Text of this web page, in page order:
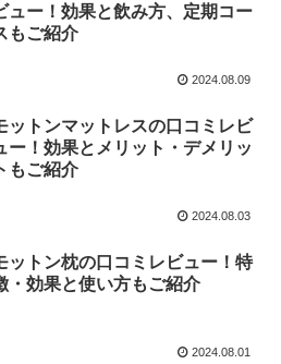
ュー！効果と飲み方、定期コー
もご紹介
2024.08.09
ットンマットレスの口コミレビ
ー！効果とメリット・デメリッ
トもご紹介
2024.08.03
ットン枕の口コミレビュー！特
・効果と使い方もご紹介
2024.08.01